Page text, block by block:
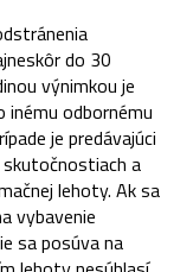
do 30
výnimkou je
inému odbornému
je predávajúci
a
lehoty. Ak sa
vybavenie
sa posúva na